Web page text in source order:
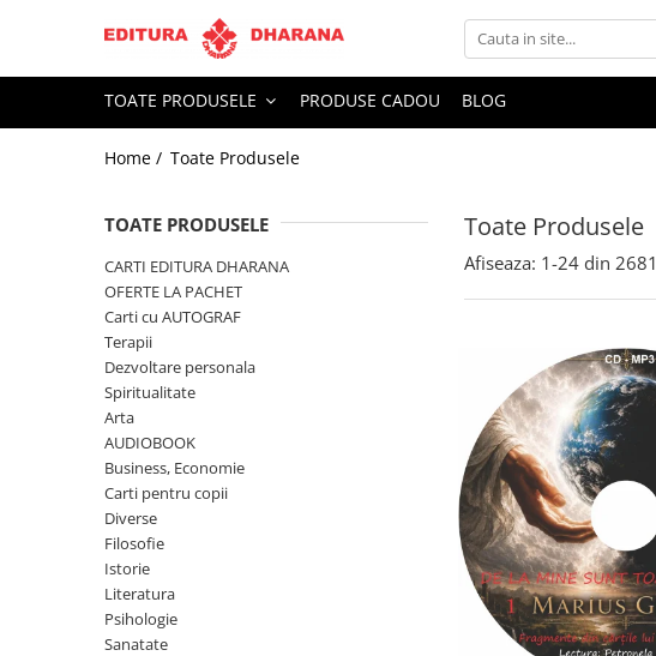
Toate Produsele
CARTI EDITURA DHARANA
OFERTE LA PACHET
Dezvoltare personala
Spiritualitate
AUDIOBOOK
Business, Economie
Carti pentru copii
TOATE PRODUSELE PRODUSE CADOU BLOG
Home / Toate Produsele
Toate Produsele
TOATE PRODUSELE
CARTI EDITURA DHARANA
OFERTE LA PACHET
Carti cu AUTOGRAF
Terapii
Dezvoltare personala
Spiritualitate
Arta
AUDIOBOOK
Business, Economie
Carti pentru copii
Diverse
Filosofie
Istorie
Literatura
Psihologie
Sanatate
Afiseaza: 1-24 din 2681